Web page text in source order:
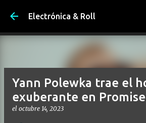
Ir al contenido principal
Electrónica & Roll
Yann Polewka trae el
exuberante en
el octubre 14, 2023